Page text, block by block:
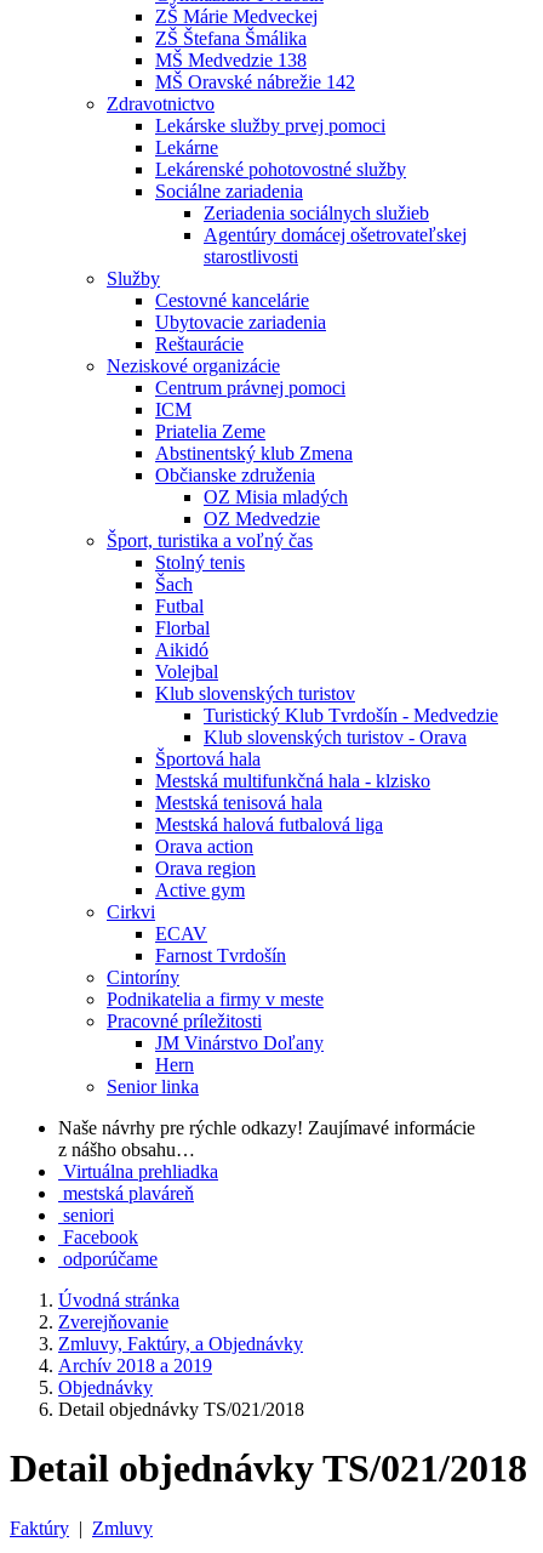
ZŠ Márie Medveckej
ZŠ Štefana Šmálika
MŠ Medvedzie 138
MŠ Oravské nábrežie 142
Zdravotnictvo
Lekárske služby prvej pomoci
Lekárne
Lekárenské pohotovostné služby
Sociálne zariadenia
Zeriadenia sociálnych služieb
Agentúry domácej ošetrovateľskej
starostlivosti
Služby
Cestovné kancelárie
Ubytovacie zariadenia
Reštaurácie
Neziskové organizácie
Centrum právnej pomoci
ICM
Priatelia Zeme
Abstinentský klub Zmena
Občianske združenia
OZ Misia mladých
OZ Medvedzie
Šport, turistika a voľný čas
Stolný tenis
Šach
Futbal
Florbal
Aikidó
Volejbal
Klub slovenských turistov
Turistický Klub Tvrdošín - Medvedzie
Klub slovenských turistov - Orava
Športová hala
Mestská multifunkčná hala - klzisko
Mestská tenisová hala
Mestská halová futbalová liga
Orava action
Orava region
Active gym
Cirkvi
ECAV
Farnost Tvrdošín
Cintoríny
Podnikatelia a firmy v meste
Pracovné príležitosti
JM Vinárstvo Doľany
Hern
Senior linka
Naše návrhy pre rýchle odkazy! Zaujímavé informácie
z nášho obsahu…
Virtuálna prehliadka
mestská plaváreň
seniori
Facebook
odporúčame
Úvodná stránka
Zverejňovanie
Zmluvy, Faktúry, a Objednávky
Archív 2018 a 2019
Objednávky
Detail objednávky TS/021/2018
Detail objednávky TS/021/2018
Faktúry | Zmluvy